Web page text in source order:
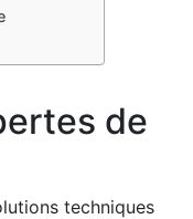
de
techniques